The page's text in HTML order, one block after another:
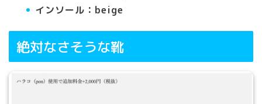
インソール：beige
絶対なさそうな靴